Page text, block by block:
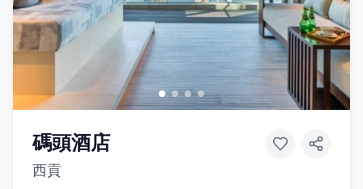
碼頭酒店
西貢